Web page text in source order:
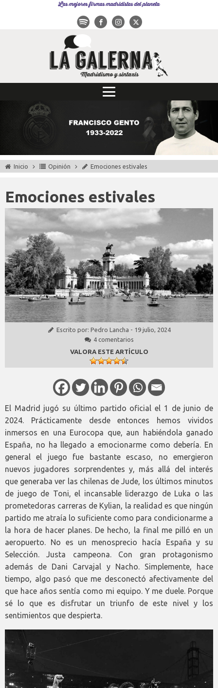
Las mejores firmas madridistas del planeta
Inicio Opinión Emociones estivales
Emociones estivales
Escrito por: Pedro Lancha - 19 julio, 2024
4 comentarios
VALORA ESTE ARTÍCULO
El Madrid jugó su último partido oficial el 1 de junio de
2024. Prácticamente desde entonces hemos vividos
inmersos en una Eurocopa que, aun habiéndola ganado
España, no ha llegado a emocionarme como debería. En
general el juego fue bastante escaso, no emergieron
nuevos jugadores sorprendentes y, más allá del interés
que generaba ver las chilenas de Jude, los últimos minutos
de juego de Toni, el incansable liderazgo de Luka o las
prometedoras carreras de Kylian, la realidad es que ningún
partido me atraía lo suficiente como para condicionarme a
la hora de hacer planes. De hecho, la final me pilló en un
aeropuerto. No es un menosprecio hacía España y su
Selección. Justa campeona. Con gran protagonismo
además de Dani Carvajal y Nacho. Simplemente, hace
tiempo, algo pasó que me desconectó afectivamente del
que hace años sentía como mi equipo. Y me duele. Porque
sé lo que es disfrutar un triunfo de este nivel y los
sentimientos que despierta.